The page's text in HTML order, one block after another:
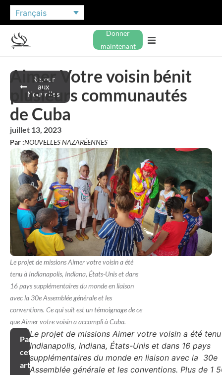
Français
Donner
maintenant
Retour
aux
Nouvelles
Aimer Votre voisin bénit
plusieurs communautés
de Cuba
juillet 13, 2023
Par :NOUVELLES NAZARÉENNES
Le projet de missions Aimer votre voisin a été
tenu à Indianapolis, Indiana, États-Unis et dans
16 pays supplémentaires du monde en liaison
avec la 30e Assemblée générale et les
conventions. Ce qui suit est un témoignage de ce
que Aimer votre voisin a accompli à Cuba.
Partager
cet
article
Le projet de missions Aimer votre voisin a été
Indianapolis, Indiana, États-Unis et dans 16 pays
supplémentaires du monde en liaison avec la 30e
Assemblée générale et les conventions. Plus de 1